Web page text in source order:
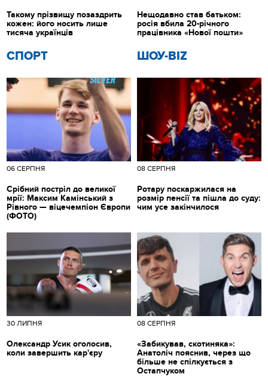
СПОРТ
06 СЕРПНЯ
Срібний постріл до великої
мрії: Максим Камінський з
Рівного — віцечемпіон Європи
(ФОТО)
ШОУ-BIZ
08 СЕРПНЯ
Ротару поскаржилася на
розмір пенсії та пішла до суду:
чим усе закінчилося
Такому прізвищу позаздрить
кожен: його носить лише
тисяча українців
Нещодавно став батьком:
росія вбила 20-річного
працівника «Нової пошти»
30 ЛИПНЯ
Олександр Усик оголосив,
коли завершить кар'єру
08 СЕРПНЯ
«Забикував, скотиняка»:
Анатоліч пояснив, через що
більше не спілкується з
Остапчуком